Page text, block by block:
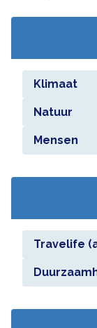
Klimaat
Natuur
Mensen
Travelife